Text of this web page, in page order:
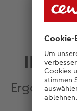
Ihre
Ergänzen